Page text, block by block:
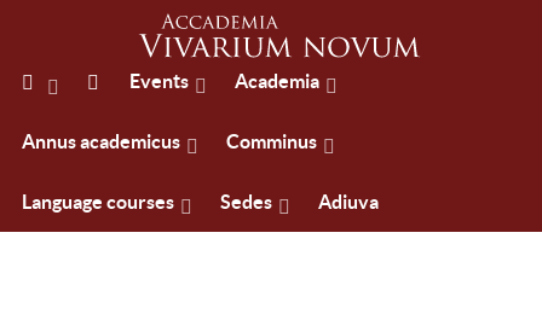
Events Academia
Annus academicus Comminus
Language courses Sedes Adiuva